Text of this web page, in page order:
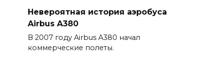
Невероятная история аэробуса
Airbus A380
В 2007 году Airbus A380 начал
коммерческие полеты.